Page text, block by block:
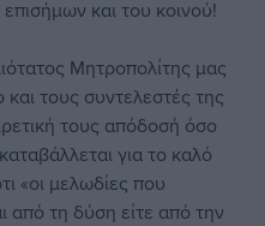
και του κοινού!
Μητροπολίτης μας
τους συντελεστές της
τους απόδοσή όσο
για το καλό
«οι μελωδίες που
από τη δύση είτε από την